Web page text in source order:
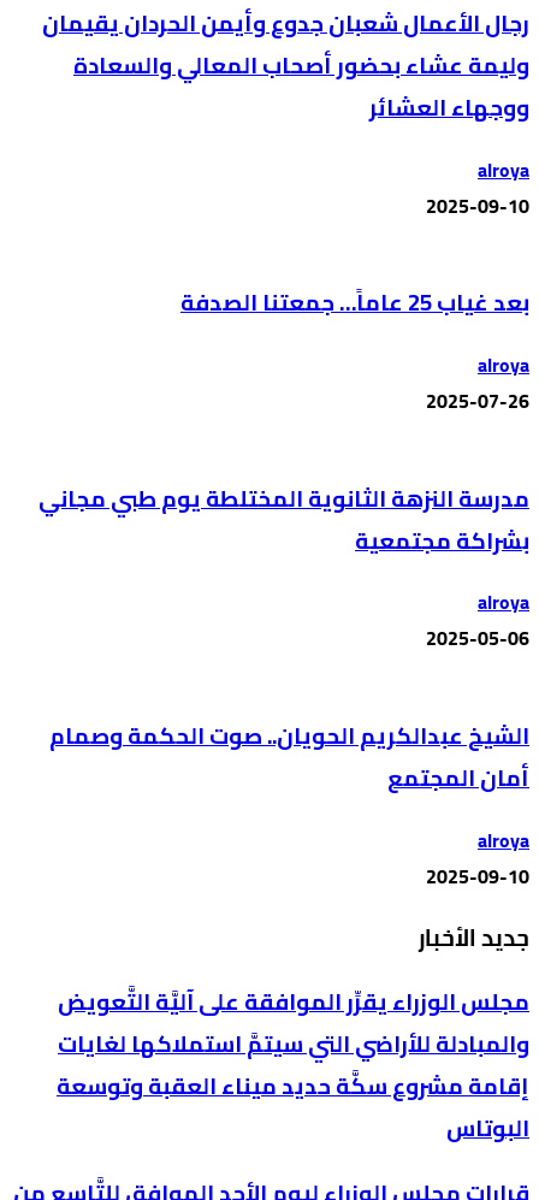
رجال الأعمال شعبان جدوع وأيمن الحردان يقيمان
وليمة عشاء بحضور أصحاب المعالي والسعادة
ووجهاء العشائر
alroya
2025-09-10
بعد غياب 25 عاماً… جمعتنا الصدفة
alroya
2025-07-26
مدرسة النزهة الثانوية المختلطة يوم طبي مجاني
بشراكة مجتمعية
alroya
2025-05-06
الشيخ عبدالكريم الحويان.. صوت الحكمة وصمام
أمان المجتمع
alroya
2025-09-10
جديد الأخبار
مجلس الوزراء يقرِّر الموافقة على آليَّة التَّعويض
والمبادلة للأراضي التي سيتمَّ استملاكها لغايات
إقامة مشروع سكَّة حديد ميناء العقبة وتوسعة
البوتاس